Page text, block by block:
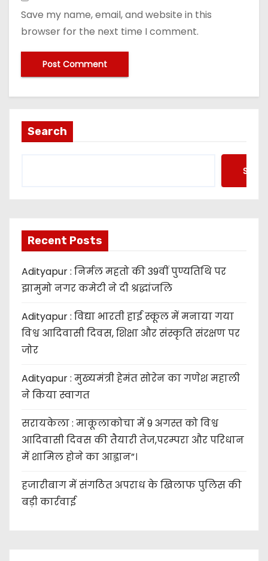
Save my name, email, and website in this
browser for the next time I comment.
Search
Recent Posts
Adityapur : निर्मल महतो की 39वीं पुण्यतिथि पर
झामुमो नगर कमेटी ने दी श्रद्धांजलि
Adityapur : विद्या भारती हाई स्कूल में मनाया गया
विश्व आदिवासी दिवस, शिक्षा और संस्कृति संरक्षण पर
जोर
Adityapur : मुख्यमंत्री हेमंत सोरेन का गणेश महाली
ने किया स्वागत
सरायकेला : माकूलाकोचा में 9 अगस्त को विश्व
आदिवासी दिवस की तैयारी तेज,परम्परा और परिधान
में शामिल होने का आह्वान”।
हजारीबाग में संगठित अपराध के खिलाफ पुलिस की
बड़ी कार्रवाई